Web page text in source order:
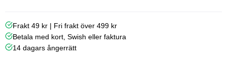
Frakt 49 kr | Fri frakt över 499 kr
Betala med kort, Swish eller faktura
14 dagars ångerrätt